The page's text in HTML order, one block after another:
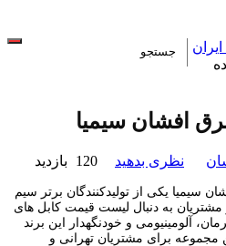
افشان سیمیا
نظری بدهید 120 بازدید
سیمیا یکی از تولیدکنندگان برتر سیم
مشتریان به دنبال لیست قیمت کابل های
آلومینیومی و خودنگهدار این برند
مجموعه برای مشتریان تهرانی و